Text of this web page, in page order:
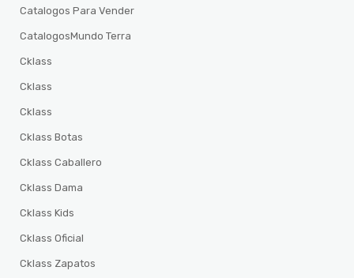
Catalogos Para Vender
CatalogosMundo Terra
Cklass
Cklass
Cklass
Cklass Botas
Cklass Caballero
Cklass Dama
Cklass Kids
Cklass Oficial
Cklass Zapatos